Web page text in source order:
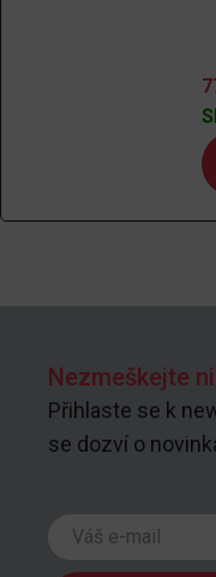
Nezmeškejte
Přihlaste se k
se dozví o